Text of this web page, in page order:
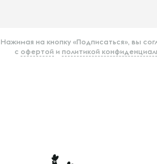
Нажимая на кнопку «Подписаться», вы
с офертой и политикой